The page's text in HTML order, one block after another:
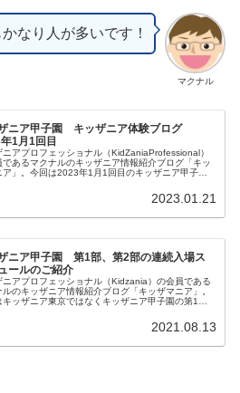
マクナル
なり人が多いです！
ニア甲子園 キッザニア体験ブログ
1月1回目
ニアプロフェッショナル（KidZaniaProfessional）
であるマクナルのキッザニア情報紹介ブログ「キッ
ア」。今回は2023年1月1回目のキッザニア甲子園
2023.01.21
ニア甲子園 第1部、第2部の連続入場ス
ールのご紹介
ニアプロフェッショナル（Kidzania）の会員である
ルのキッザニア情報紹介ブログ「キッザマニア」。
キッザニア東京ではなくキッザニア甲子園の第1
2021.08.13